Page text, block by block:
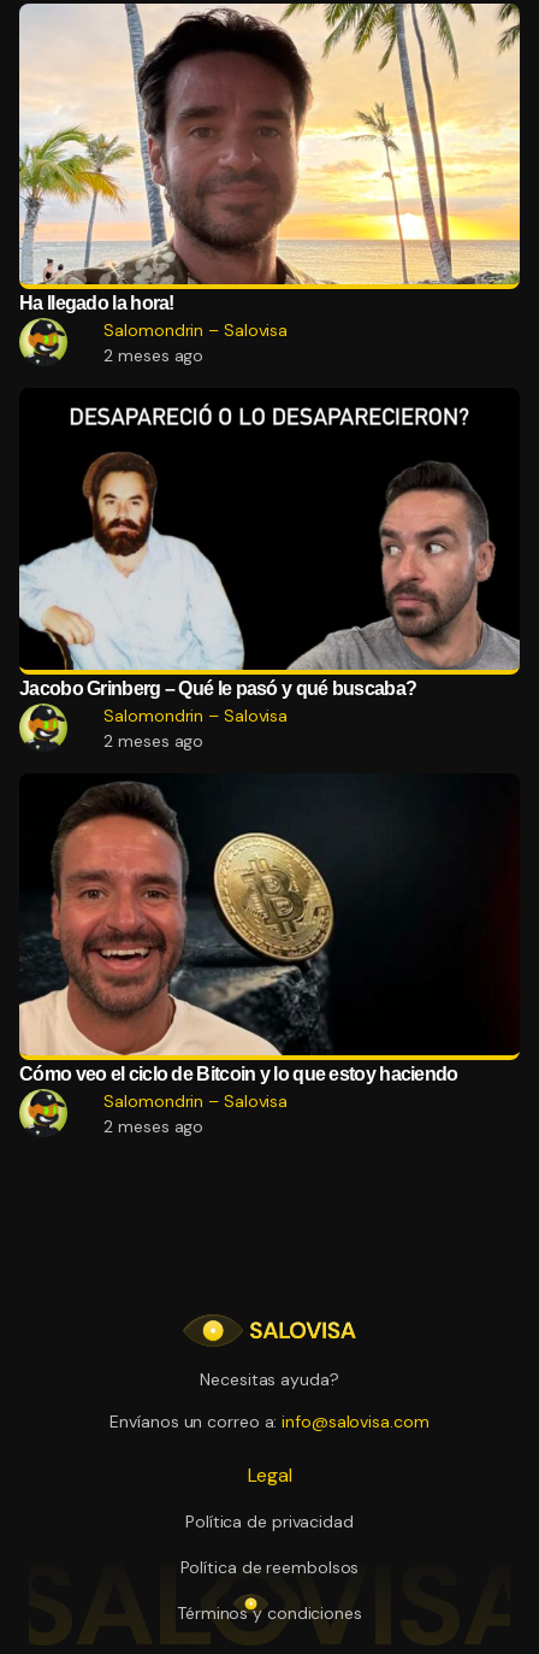
Ha llegado la hora!
Salomondrin – Salovisa
2 meses ago
Jacobo Grinberg – Qué le pasó y qué buscaba?
Salomondrin – Salovisa
2 meses ago
Cómo veo el ciclo de Bitcoin y lo que estoy haciendo
Salomondrin – Salovisa
2 meses ago
Necesitas ayuda?
Envíanos un correo a:info@salovisa.com
Legal
Política de privacidad
Política de reembolsos
Términos y condiciones